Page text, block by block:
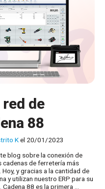
de
88
Kel 20/01/2023
blog sobre la conexión de
cadenas de ferretería más
y gracias a la cantidad de
y utilizan nuestro ERP para su
88 es la primera …